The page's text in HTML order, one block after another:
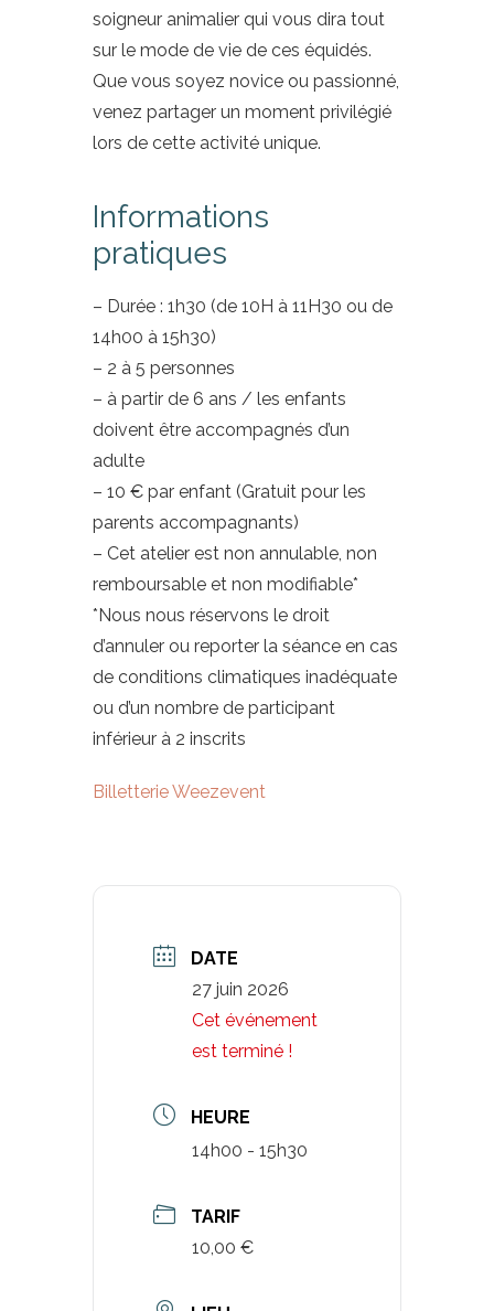
soigneur animalier qui vous dira tout
sur le mode de vie de ces équidés.
Que vous soyez novice ou passionné,
venez partager un moment privilégié
lors de cette activité unique.
Informations
pratiques
– Durée : 1h30 (de 10H à 11H30 ou de
14h00 à 15h30)
– 2 à 5 personnes
– à partir de 6 ans / les enfants
doivent être accompagnés d’un
adulte
– 10 € par enfant (Gratuit pour les
parents accompagnants)
– Cet atelier est non annulable, non
remboursable et non modifiable*
*Nous nous réservons le droit
d’annuler ou reporter la séance en cas
de conditions climatiques inadéquate
ou d’un nombre de participant
inférieur à 2 inscrits
Billetterie Weezevent
DATE
27 juin 2026
Cet événement
est terminé !
HEURE
14h00 - 15h30
TARIF
10,00 €